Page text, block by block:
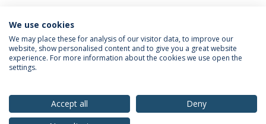
Política de Privacidade
Termos & Condições
We use cookies
We may place these for analysis of our visitor data, to improve our
website, show personalised content and to give you a great website
experience. For more information about the cookies we use open the
settings.
Accept all
Deny